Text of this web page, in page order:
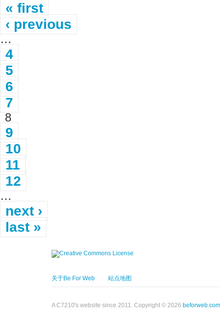
« first
‹ previous
…
4
5
6
7
8
9
10
11
12
…
next ›
last »
关于Be For Web 站点地图
A C7210's website since 2011. Copyright © 2026 beforweb.com